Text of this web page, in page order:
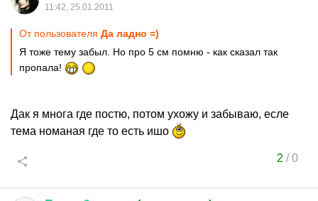
11:42, 25.01.2011
От пользователя Да ладно =)
Я тоже тему забыл. Но про 5 см помню - как сказал так
пропала!
Дак я многа где постю, потом ухожу и забываю, есле
тема номаная где то есть ишо
2 /0